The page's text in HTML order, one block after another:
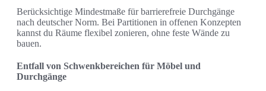
Berücksichtige Mindestmaße für barrierefreie Durchgänge
nach deutscher Norm. Bei Partitionen in offenen Konzepten
kannst du Räume flexibel zonieren, ohne feste Wände zu
bauen.
Entfall von Schwenkbereichen für Möbel und
Durchgänge